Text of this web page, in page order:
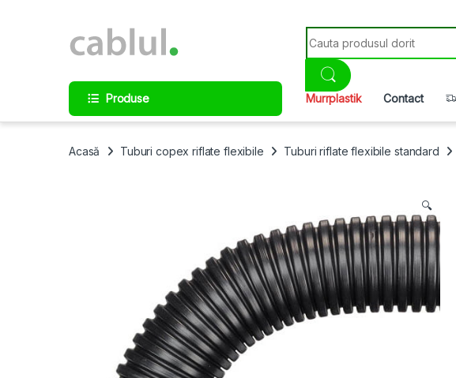
Search for:
Produse Murrplastik Contact
Acasă Tuburi copex riflate flexibile Tuburi riflate flexibile standard
🔍